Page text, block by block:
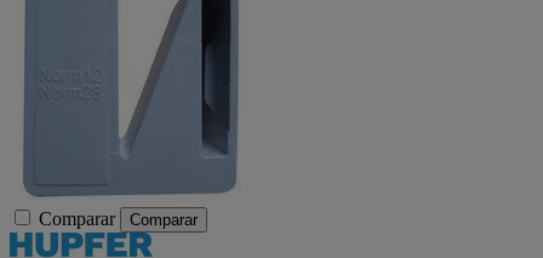
Comparar Comparar